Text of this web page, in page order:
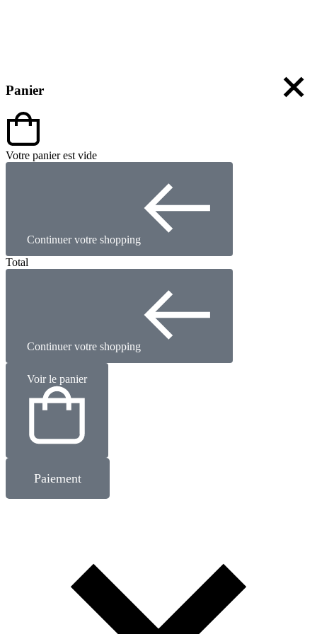
Panier
Votre panier est vide
Continuer votre shopping
Total
Continuer votre shopping
Voir le panier
Paiement